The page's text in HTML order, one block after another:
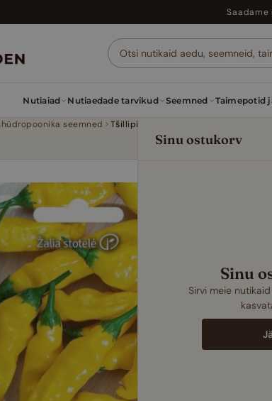
Saadame
Nutiaiad Nutiaedade tarvikud Seemned Taimepotid
Sinu ostukorv
Sinu
Sirvi meie
seemned